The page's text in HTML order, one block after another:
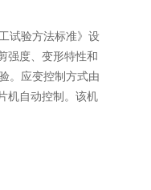
试验方法标准》设
强度、变形特性和
。应变控制方式由
机自动控制。该机